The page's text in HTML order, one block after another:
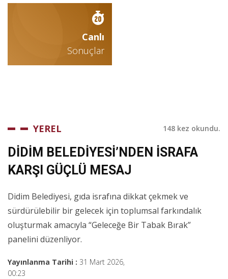
Canlı
Sonuçlar
YEREL 148 kez okundu.
DİDİM BELEDİYESİ’NDEN İSRAFA
KARŞI GÜÇLÜ MESAJ
Didim Belediyesi, gıda israfına dikkat çekmek ve
sürdürülebilir bir gelecek için toplumsal farkındalık
oluşturmak amacıyla “Geleceğe Bir Tabak Bırak”
panelini düzenliyor.
Yayınlanma Tarihi : 31 Mart 2026,
00:23